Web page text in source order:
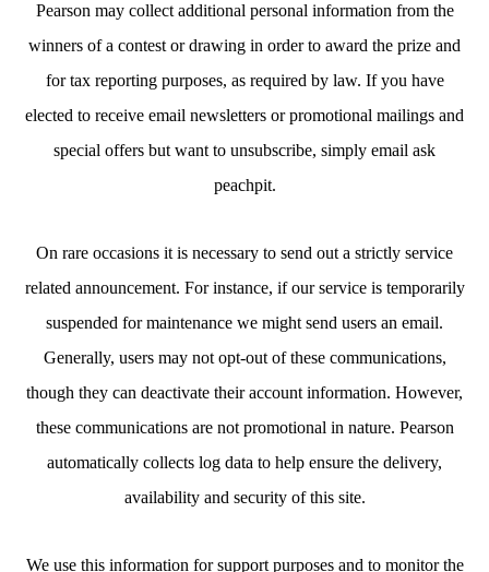
Pearson may collect additional personal information from the
winners of a contest or drawing in order to award the prize and
for tax reporting purposes, as required by law. If you have
elected to receive email newsletters or promotional mailings and
special offers but want to unsubscribe, simply email ask
peachpit.
On rare occasions it is necessary to send out a strictly service
related announcement. For instance, if our service is temporarily
suspended for maintenance we might send users an email.
Generally, users may not opt-out of these communications,
though they can deactivate their account information. However,
these communications are not promotional in nature. Pearson
automatically collects log data to help ensure the delivery,
availability and security of this site.
We use this information for support purposes and to monitor the